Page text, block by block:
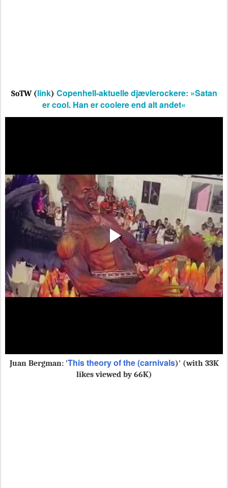
SoTW (link) Copenhell-aktuelle djævlerockere: »Satan
er cool. Han er coolere end alt andet«
Juan Bergman:'This theory of the (carnivals)' (with 33K
likes viewed by 66K)